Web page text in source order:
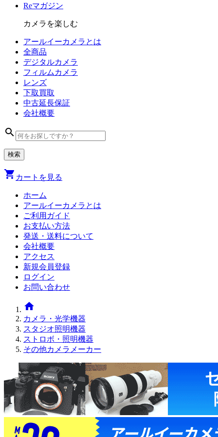
Reマガジン
カメラを楽しむ
アールイーカメラとは
全商品
デジタルカメラ
フィルム カメラ
レンズ
下取買取
中古延長保証
会社概要
search
shopping_cart カートを見る
ホーム
アールイーカメラとは
ご利用ガイド
お支払い方法
発送・送料について
会社概要
アクセス
新規会員登録
ログイン
お問い合わせ
home
カメラ・光学機器
スタジオ照明機器
ストロボ・照明機器
その他カメラメーカー